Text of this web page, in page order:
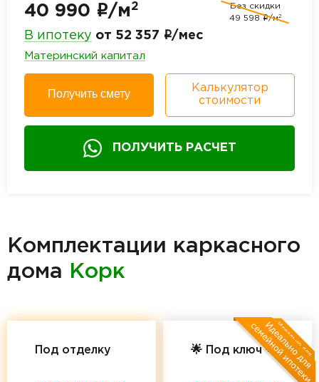
40 990 i/м 2
Без скидки
49 598 i/м2
В ипотеку от 52 357 i/мес
Материнский капитал
Получить смету
Калькулятор
стоимости
ПОЛУЧИТЬ РАСЧЕТ
Комплектации каркасного
дома
Корк
Под отделку 🌟 Под ключ 🌟